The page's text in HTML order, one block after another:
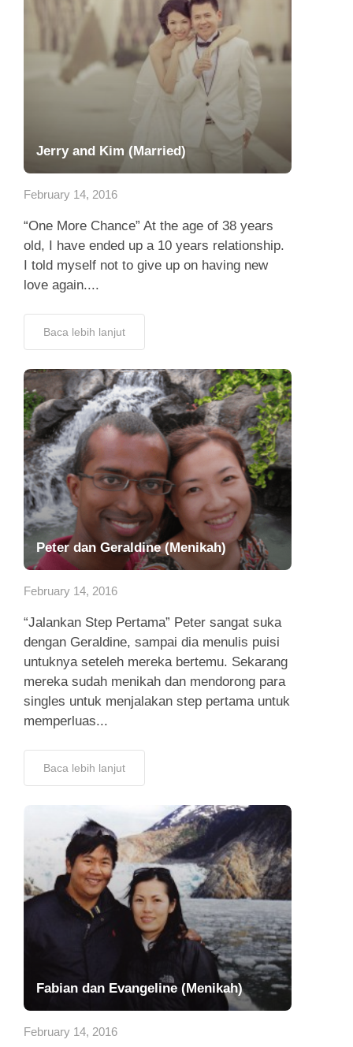
Jerry and Kim (Married)
February 14, 2016
“One More Chance” At the age of 38 years
old, I have ended up a 10 years relationship.
I told myself not to give up on having new
love again....
Baca lebih lanjut
Peter dan Geraldine (Menikah)
February 14, 2016
“Jalankan Step Pertama” Peter sangat suka
dengan Geraldine, sampai dia menulis puisi
untuknya seteleh mereka bertemu. Sekarang
mereka sudah menikah dan mendorong para
singles untuk menjalakan step pertama untuk
memperluas...
Baca lebih lanjut
Fabian dan Evangeline (Menikah)
February 14, 2016